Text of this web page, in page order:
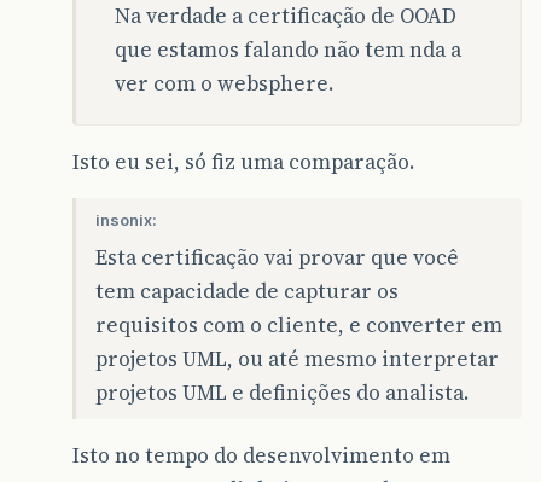
Na verdade a certificação de OOAD
que estamos falando não tem nda a
ver com o websphere.
Isto eu sei, só fiz uma comparação.
insonix:
Esta certificação vai provar que você
tem capacidade de capturar os
requisitos com o cliente, e converter em
projetos UML, ou até mesmo interpretar
projetos UML e definições do analista.
Isto no tempo do desenvolvimento em